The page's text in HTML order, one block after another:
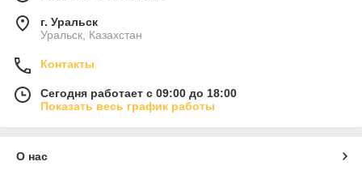
г. Уральск
Уральск, Казахстан
Контакты
Сегодня работает с 09:00 до 18:00
Показать весь график работы
О нас